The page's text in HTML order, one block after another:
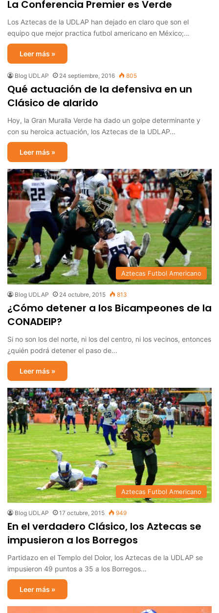
La Conferencia Premier es Verde
Los Aztecas de la UDLAP han dejado en claro que son el
equipo que mejor practica futbol americano en México;…
Leer más »
Blog UDLAP 24 septiembre, 2016 805
Qué actuación de la defensiva en un
Clásico de alarido
Hoy, la Gran Muralla Verde ha dado un golpe determinante y
con su heroica actuación, los Aztecas de la UDLAP…
Leer más »
Aztecas Futbol Americano
Blog UDLAP 24 octubre, 2015 813
¿Cómo detener a los Bicampeones de la
CONADEIP?
Si no son los del norte, ni los del centro, ni los vecinos, entonces
¿quién podrá detener el paso de…
Leer más »
Aztecas Futbol Americano
Blog UDLAP 17 octubre, 2015 949
En el verdadero Clásico, los Aztecas se
impusieron a los Borregos
Partidazo en el Templo del Dolor, los Aztecas de la UDLAP se
impusieron 49 puntos a 35 a los Borregos…
Leer más »